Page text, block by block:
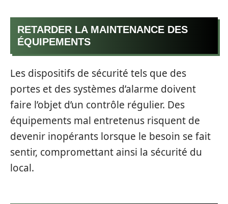
RETARDER LA MAINTENANCE DES
ÉQUIPEMENTS
Les dispositifs de sécurité tels que des
portes et des systèmes d’alarme doivent
faire l’objet d’un contrôle régulier. Des
équipements mal entretenus risquent de
devenir inopérants lorsque le besoin se fait
sentir, compromettant ainsi la sécurité du
local.